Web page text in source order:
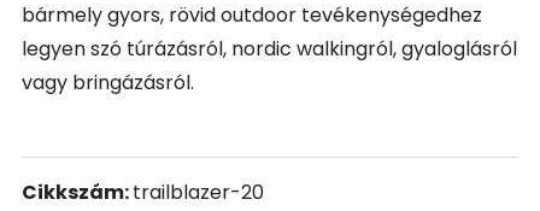
bármely gyors, rövid outdoor tevékenységedhez
legyen szó túrázásról, nordic walkingról, gyaloglásról
vagy bringázásról.
Cikkszám:trailblazer-20